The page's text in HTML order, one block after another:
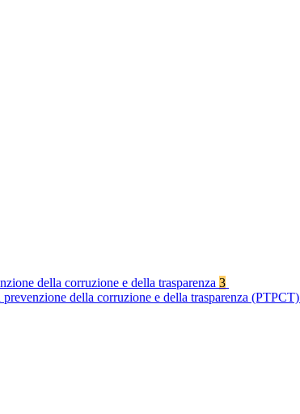
della corruzione e della trasparenza 3
della corruzione e della trasparenza (PTPCT)